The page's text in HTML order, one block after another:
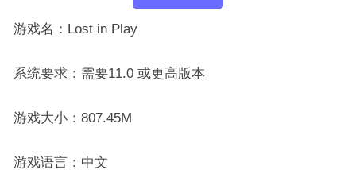
游戏名：Lost in Play
系统要求：需要11.0 或更高版本
游戏大小：807.45M
游戏语言：中文